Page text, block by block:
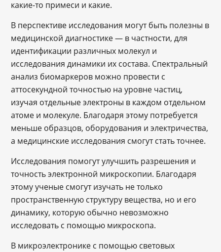
какие-то примеси и какие.
В перспективе исследования могут быть полезны в
медицинской диагностике ― в частности, для
идентификации различных молекул и
исследования динамики их состава. Спектральный
анализ биомаркеров можно провести с
аттосекундной точностью на уровне частиц,
изучая отдельные электроны в каждом отдельном
атоме и молекуле. Благодаря этому потребуется
меньше образцов, оборудования и электричества,
а медицинские исследования смогут стать точнее.
Исследования помогут улучшить разрешения и
точность электронной микроскопии. Благодаря
этому ученые смогут изучать не только
пространственную структуру вещества, но и его
динамику, которую обычно невозможно
исследовать с помощью микроскопа.
В микроэлектронике с помощью световых